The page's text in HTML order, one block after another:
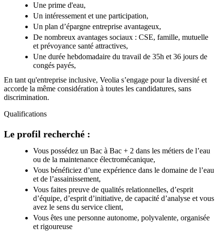
Une prime d'eau,
Un intéressement et une participation,
Un plan d’épargne entreprise avantageux,
De nombreux avantages sociaux : CSE, famille, mutuelle
et prévoyance santé attractives,
Une durée hebdomadaire du travail de 35h et 36 jours de
congés payés,
En tant qu'entreprise inclusive, Veolia s’engage pour la diversité et
accorde la même considération à toutes les candidatures, sans
discrimination.
Qualifications
Le profil recherché :
Vous possédez un Bac à Bac + 2 dans les métiers de l’eau
ou de la maintenance électromécanique,
Vous bénéficiez d’une expérience dans le domaine de l’eau
et de l’assainissement,
Vous faites preuve de qualités relationnelles, d’esprit
d’équipe, d’esprit d’initiative, de capacité d’analyse et vous
avez le sens du service client,
Vous êtes une personne autonome, polyvalente, organisée
et rigoureuse